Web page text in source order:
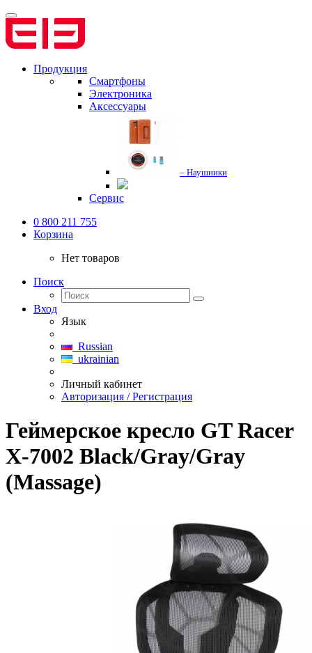
Продукция
Смартфоны
Электроника
Аксессуары
– Наушники
Сервис
0 800 211 755
Корзина
Нет товаров
Поиск
Вход
Язык
Russian
ukrainian
Личный кабинет
Авторизация / Регистрация
Геймерское кресло GT Racer
X-7002 Black/Gray/Gray
(Massage)